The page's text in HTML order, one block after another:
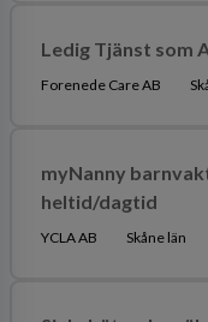
Ledig Tjänst som
Forenede Care AB
myNanny
heltid/dagtid
YCLA AB Skåne län